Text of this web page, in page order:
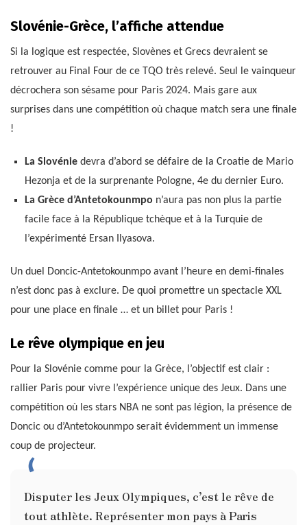
Slovénie-Grèce, l’affiche attendue
Si la logique est respectée, Slovènes et Grecs devraient se
retrouver au Final Four de ce TQO très relevé. Seul le vainqueur
décrochera son sésame pour Paris 2024. Mais gare aux
surprises dans une compétition où chaque match sera une finale
!
La Slovéniedevra d’abord se défaire de la Croatie de Mario
Hezonja et de la surprenante Pologne, 4e du dernier Euro.
La Grèce d’Antetokounmpo n’aura pas non plus la partie
facile face à la République tchèque et à la Turquie de
l’expérimenté Ersan Ilyasova.
Un duel Doncic-Antetokounmpo avant l’heure en demi-finales
n’est donc pas à exclure. De quoi promettre un spectacle XXL
pour une place en finale … et un billet pour Paris !
Le rêve olympique en jeu
Pour la Slovénie comme pour la Grèce, l’objectif est clair :
rallier Paris pour vivre l’expérience unique des Jeux. Dans une
compétition où les stars NBA ne sont pas légion, la présence de
Doncic ou d’Antetokounmpo serait évidemment un immense
coup de projecteur.
Disputer les Jeux Olympiques, c’est le rêve de
tout athlète. Représenter mon pays à Paris